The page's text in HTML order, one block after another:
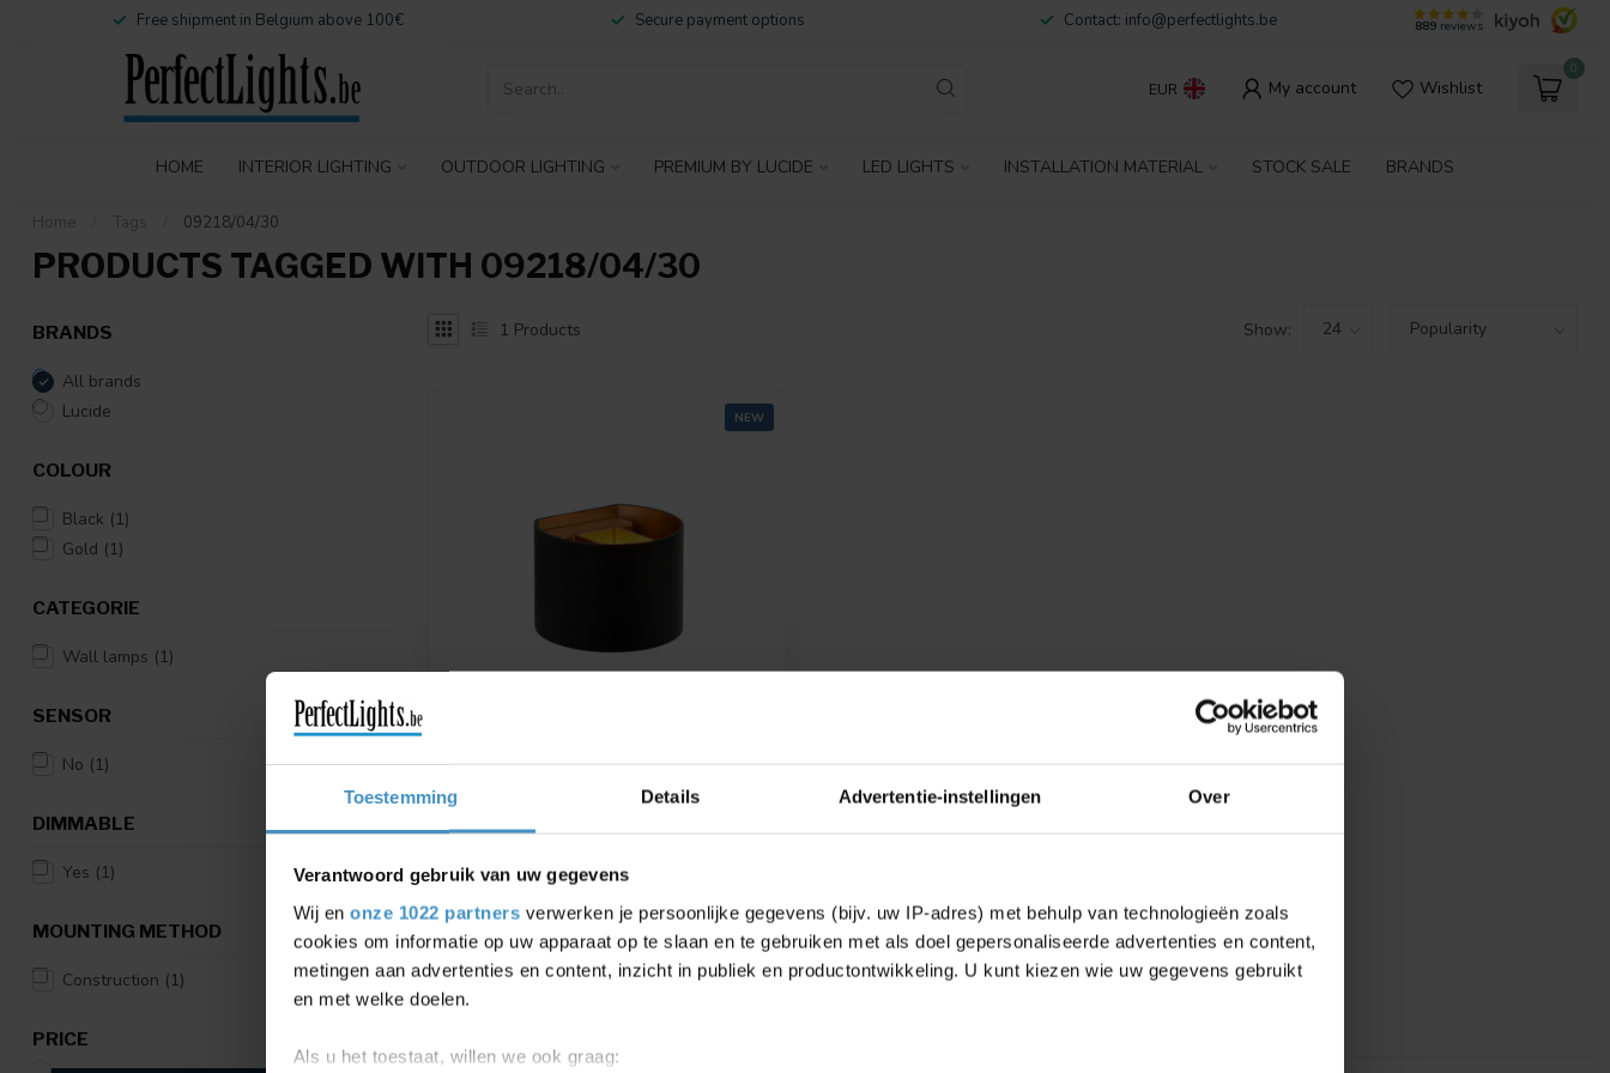
Toestemming Details Advertentie-instellingen Over
Verantwoord gebruik van uw gegevens
Wij en onze 1022 partners verwerken je persoonlijke gegevens (bijv. uw IP-adres) met behulp van technologieën zoals
cookies om informatie op uw apparaat op te slaan en te gebruiken met als doel gepersonaliseerde advertenties en content,
metingen aan advertenties en content, inzicht in publiek en productontwikkeling. U kunt kiezen wie uw gegevens gebruikt
en met welke doelen.
Als u het toestaat, willen we ook graag:
Free shipment in Belgium above 100€ Secure payment options Contact: info@perfectlights.be 889 reviews
EUR My account Wishlist
0
HOME INTERIOR LIGHTING OUTDOOR LIGHTING PREMIUM BY LUCIDE LED LIGHTS INSTALLATION MATERIAL STOCK SALE BRANDS
Home Tags 09218/04/30
PRODUCTS TAGGED WITH 09218/04/30
BRANDS
All brands
Lucide
COLOUR
Black (1)
Gold (1)
CATEGORIE
Wall lamps (1)
SENSOR
No (1)
DIMMABLE
Yes (1)
MOUNTING METHOD
Construction (1)
PRICE
1 Products Show:
NEW
XIO - WALL LAMP - LED DIMB. - G9
- 1X3.5W 2700K - ADJUSTABLE
BEAM ANGLE - BLACK
1x3.5W 2700K - Adjustable beam angle -
€46,95
Compare